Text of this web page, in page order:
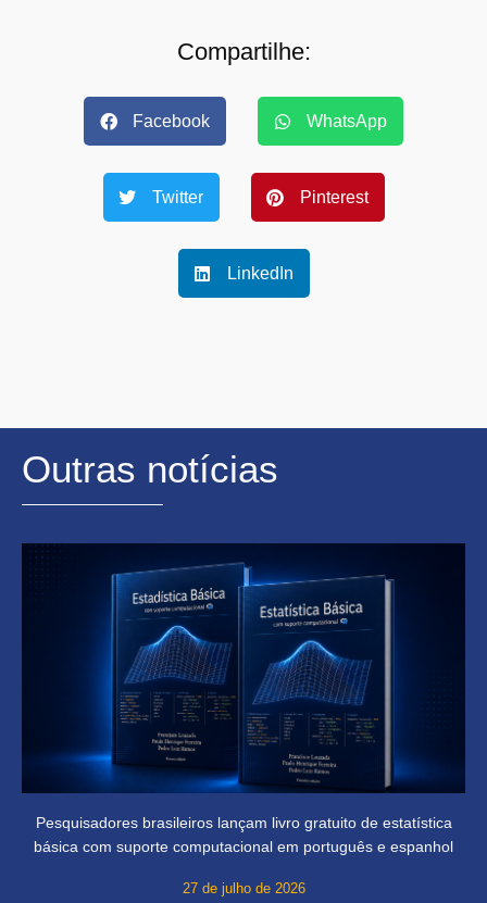
Compartilhe:
Facebook WhatsApp
Twitter Pinterest
LinkedIn
Outras notícias
Pesquisadores brasileiros lançam livro gratuito de estatística
básica com suporte computacional em português e espanhol
27 de julho de 2026